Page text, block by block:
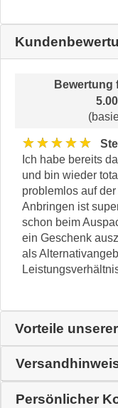
Bewertung
5.00
★★★★★
Ich habe bereits
und bin wieder
problemlos auf
Anbringen ist
schon beim
ein Geschenk
als
Vorteile
Persönlicher